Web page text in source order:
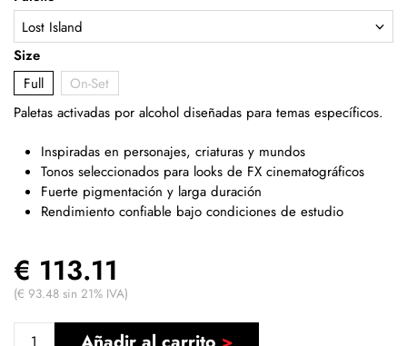
Size
Full
On-Set
Paletas activadas por alcohol diseñadas para temas específicos.
Inspiradas en personajes, criaturas y mundos
Tonos seleccionados para looks de FX cinematográficos
Fuerte pigmentación y larga duración
Rendimiento confiable bajo condiciones de estudio
€ 113.11
(€ 93.48 sin 21% IVA)